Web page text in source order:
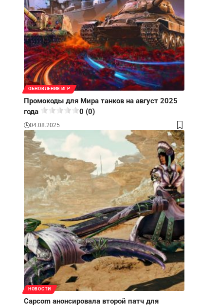
ОБНОВЛЕНИЯ ИГР
Промокоды для Мира танков на август 2025
года
0 (0)
04.08.2025
НОВОСТИ
Capcom анонсировала второй патч для